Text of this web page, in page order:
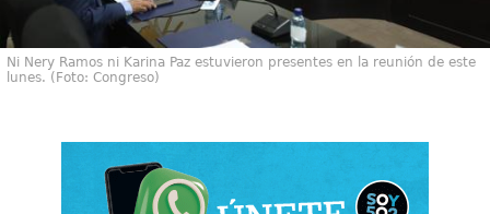
Ni Nery Ramos ni Karina Paz estuvieron presentes en la reunión de este
lunes. (Foto: Congreso)